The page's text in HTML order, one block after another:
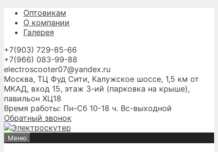
Перейти
содержимому
Оптовикам
О компании
Галерея
+7(903) 729-85-66
+7(966) 083-99-88
electroscooter07@yandex.ru
Москва, ТЦ Фуд Сити, Калужское шоссе, 1,5 км от
МКАД, вход 15, этаж 3-ий (парковка на крыше),
павильон ХЦ18
Время работы: Пн-Сб 10-18 ч. Вс-выходной
Обратный звонок
Меню